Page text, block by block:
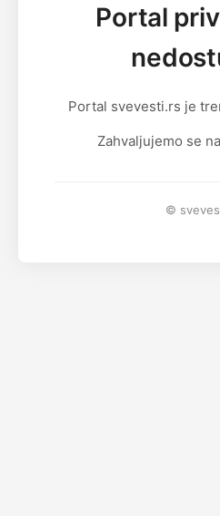
Portal
Portal svevesti.rs je
Zahvaljujemo se
©